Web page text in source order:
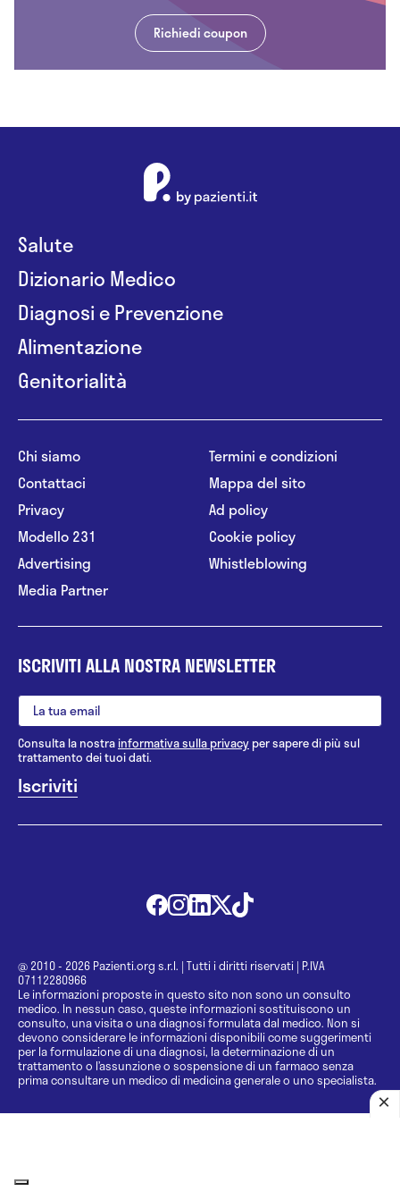
Richiedi coupon
Salute
Dizionario Medico
Diagnosi e Prevenzione
Alimentazione
Genitorialità
Chi siamo
Contattaci
Privacy
Modello 231
Advertising
Media Partner
Termini e condizioni
Mappa del sito
Ad policy
Cookie policy
Whistleblowing
ISCRIVITI ALLA NOSTRA NEWSLETTER
Consulta la nostrainformativa sulla privacy per sapere di più sul
trattamento dei tuoi dati.
@ 2010 - 2026 Pazienti.org s.r.l. | Tutti i diritti riservati | P.IVA
07112280966
Le informazioni proposte in questo sito non sono un consulto
medico. In nessun caso, queste informazioni sostituiscono un
consulto, una visita o una diagnosi formulata dal medico. Non si
devono considerare le informazioni disponibili come suggerimenti
per la formulazione di una diagnosi, la determinazione di un
trattamento o l’assunzione o sospensione di un farmaco senza
prima consultare un medico di medicina generale o uno specialista.